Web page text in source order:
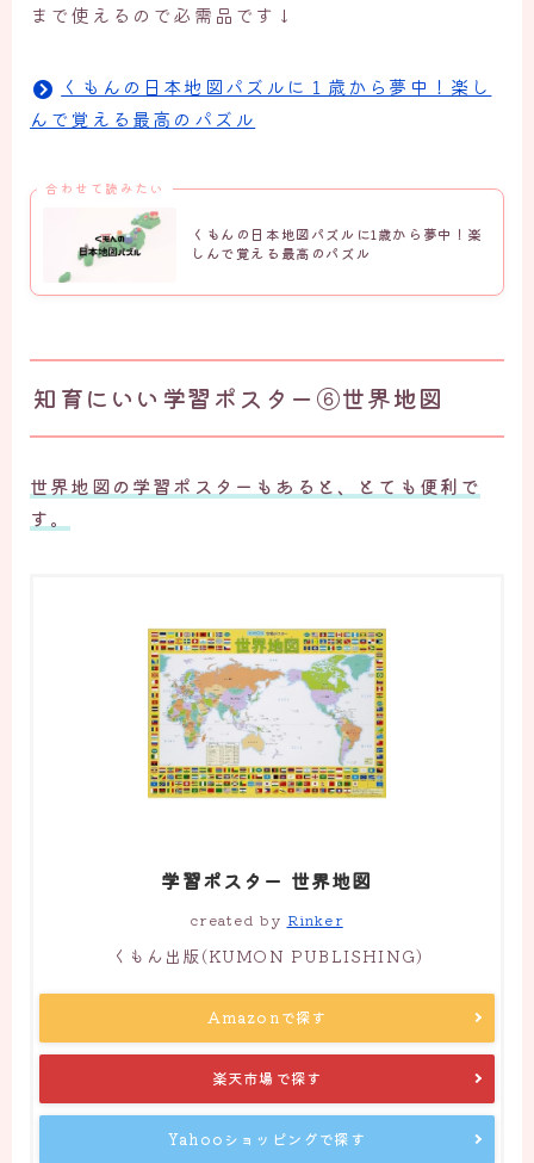
まで使えるので必需品です↓
くもんの日本地図パズルに１歳から夢中！楽し
んで覚える最高のパズル
合わせて読みたい
くもんの日本地図パズルに1歳から夢中！楽
しんで覚える最高のパズル
知育にいい学習ポスター⑥世界地図
世界地図の学習ポスターもあると、とても便利で
す。
学習ポスター 世界地図
created by Rinker
くもん出版(KUMON PUBLISHING)
Amazonで探す
楽天市場で探す
Yahooショッピングで探す